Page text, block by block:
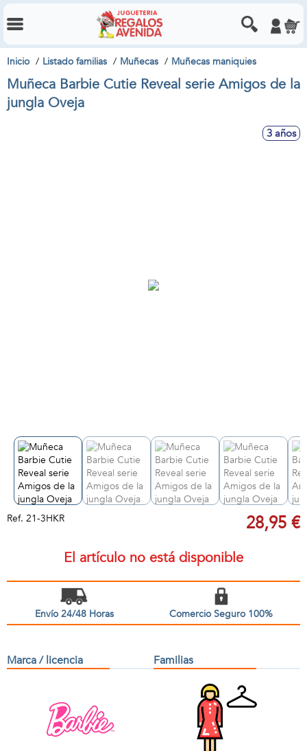
Inicio Listado familias Muñecas Muñecas maniquies
Muñeca Barbie Cutie Reveal serie Amigos de la
jungla Oveja
3 años
Ref. 21-3HKR 28,95 €
El artículo no está disponible
Envío 24/48 Horas Comercio Seguro 100%
Marca / licencia Familias